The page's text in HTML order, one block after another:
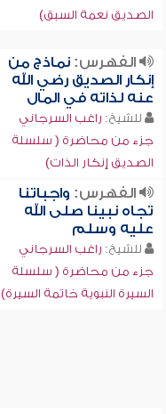
الصديق نعمة السبق)
الفهرس:نماذج من
إنكار الصديق رضي الله
عنه لذاته في المال
للشيخ: راغب السرجاني
جزء من محاضرة ( سلسلة
الصديق إنكار الذات)
الفهرس: واجباتنا
تجاه نبينا صلى الله
عليه وسلم
للشيخ: راغب السرجاني
جزء من محاضرة ( سلسلة
السيرة النبوية خاتمة السيرة)